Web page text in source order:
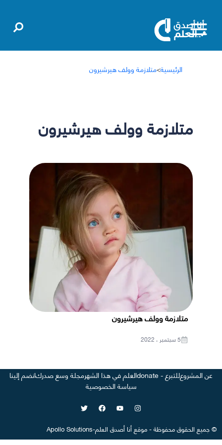
الرئيسية>متلازمة وولف هيرشيرون
متلازمة وولف هيرشيرون
متلازمة وولف هيرشيرون
5 سبتمبر ، 2022
عن المشروعللتبرع - donate العلم في هذا الشهرمجلة وسع صدركانضم إلينا
سياسة الخصوصية
©جميع الحقوق محفوظة-موقع أنا أصدق العلم-
Apollo Solutions